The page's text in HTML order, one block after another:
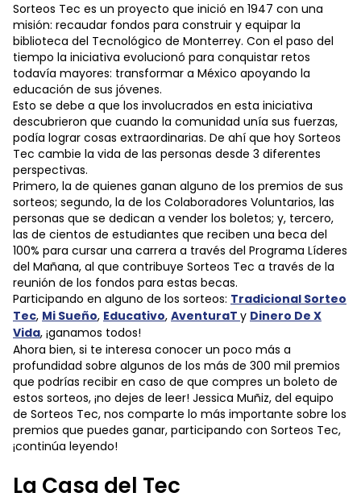
Sorteos Tec es un proyecto que inició en 1947 con una
misión: recaudar fondos para construir y equipar la
biblioteca del Tecnológico de Monterrey. Con el paso del
tiempo la iniciativa evolucionó para conquistar retos
todavía mayores: transformar a México apoyando la
educación de sus jóvenes.
Esto se debe a que los involucrados en esta iniciativa
descubrieron que cuando la comunidad unía sus fuerzas,
podía lograr cosas extraordinarias. De ahí que hoy Sorteos
Tec cambie la vida de las personas desde 3 diferentes
perspectivas.
Primero, la de quienes ganan alguno de los premios de sus
sorteos; segundo, la de los Colaboradores Voluntarios, las
personas que se dedican a vender los boletos; y, tercero,
las de cientos de estudiantes que reciben una beca del
100% para cursar una carrera a través del Programa Líderes
del Mañana, al que contribuye Sorteos Tec a través de la
reunión de los fondos para estas becas.
Participando en alguno de los sorteos: Tradicional Sorteo
Tec, Mi Sueño, Educativo, AventuraT y Dinero De X
Vida, ¡ganamos todos!
Ahora bien, si te interesa conocer un poco más a
profundidad sobre algunos de los más de 300 mil premios
que podrías recibir en caso de que compres un boleto de
estos sorteos, ¡no dejes de leer! Jessica Muñiz, del equipo
de Sorteos Tec, nos comparte lo más importante sobre los
premios que puedes ganar, participando con Sorteos Tec,
¡continúa leyendo!
La Casa del Tec